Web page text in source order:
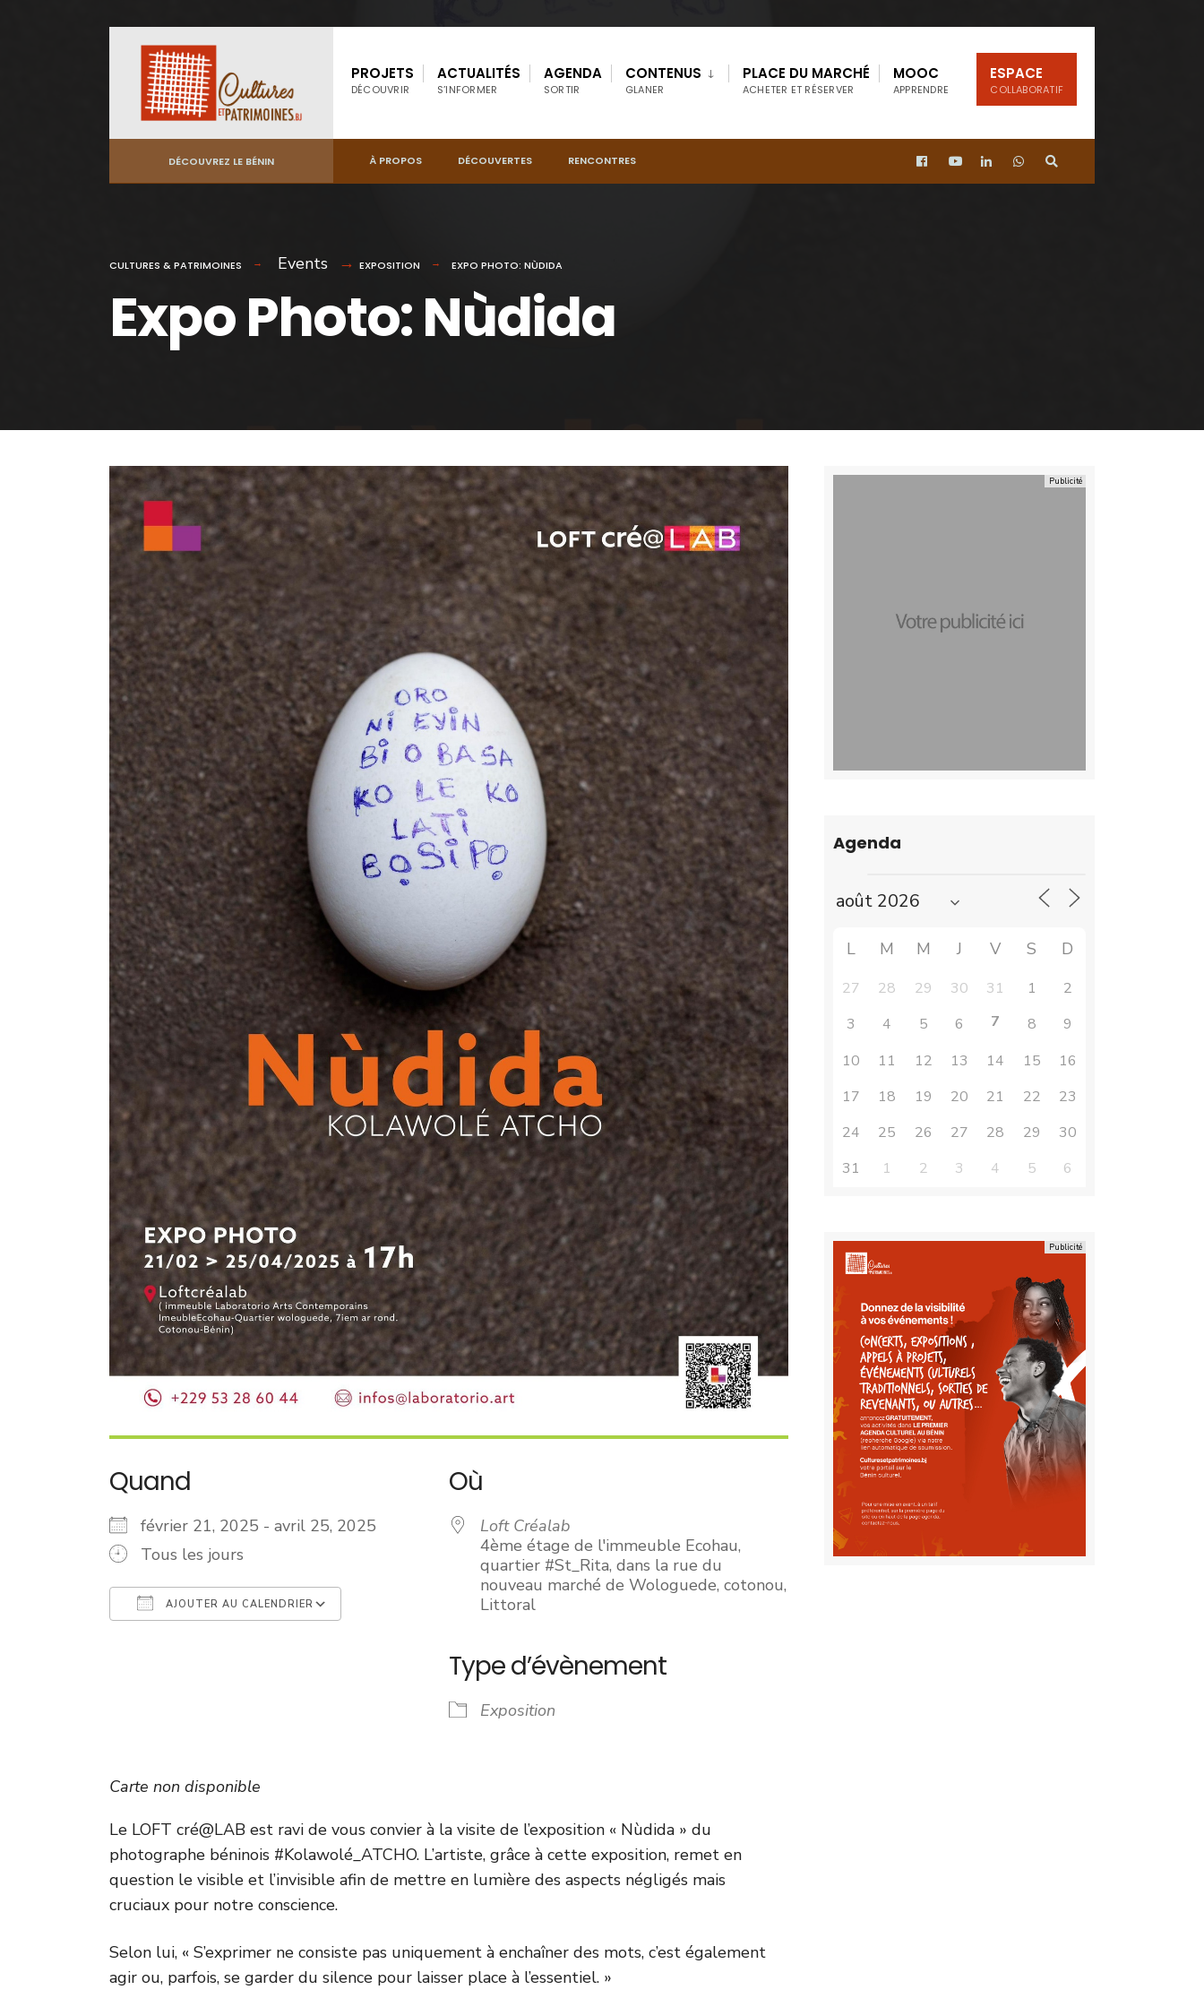
PROJETS
DÉCOUVRIR
ACTUALITÉS
S’INFORMER
AGENDA
SORTIR
CONTENUS
GLANER
PLACE DU MARCHÉ
ACHETER ET RÉSERVER
ESPACE
COLLABORATIF
MOOC
APPRENDRE
DÉCOUVREZ LE BÉNIN À PROPOS DÉCOUVERTES RENCONTRES
CULTURES & PATRIMOINES Events EXPOSITION EXPO PHOTO: NÙDIDA
Expo Photo: Nùdida
Quand
février 21, 2025 - avril 25, 2025
Tous les jours
AJOUTER AU CALENDRIER
Où
Loft Créalab
4ème étage de l'immeuble Ecohau,
quartier #St_Rita, dans la rue du
nouveau marché de Wologuede, cotonou,
Littoral
Type d’évènement
Exposition
Carte non disponible
Le LOFT cré@LAB est ravi de vous convier à la visite de l’exposition « Nùdida » du
photographe béninois #Kolawolé_ATCHO. L’artiste, grâce à cette exposition, remet en
question le visible et l’invisible afin de mettre en lumière des aspects négligés mais
cruciaux pour notre conscience.
Selon lui, « S’exprimer ne consiste pas uniquement à enchaîner des mots, c’est également
agir ou, parfois, se garder du silence pour laisser place à l’essentiel. »
Agenda
L M M J V S D
27 28 29 30 31 1
2
3
4 5 6 7 8
9
10
11 12 13 14 15
16
17
18 19 20 21 22
23
24
25 26 27 28 29
30
31
1 2 3 4 5 6